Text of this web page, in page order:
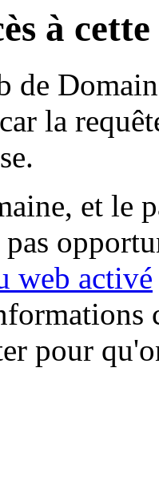
à
de
la
et le
web activé
pour